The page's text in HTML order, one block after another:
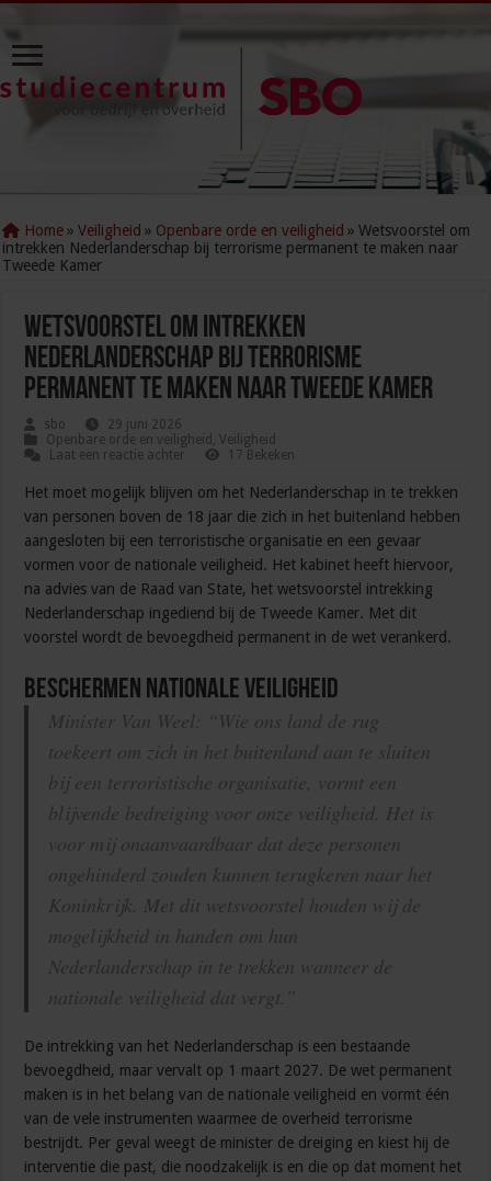
Home » Veiligheid » Openbare orde en veiligheid » Wetsvoorstel om
intrekken Nederlanderschap bij terrorisme permanent te maken naar
Tweede Kamer
Wetsvoorstel om intrekken
Nederlanderschap bij terrorisme
permanent te maken naar Tweede Kamer
sbo
29 juni 2026
Openbare orde en veiligheid ,Veiligheid
Laat een reactie achter
17 Bekeken
Het moet mogelijk blijven om het Nederlanderschap in te trekken
van personen boven de 18 jaar die zich in het buitenland hebben
aangesloten bij een terroristische organisatie en een gevaar
vormen voor de nationale veiligheid. Het kabinet heeft hiervoor,
na advies van de Raad van State, het wetsvoorstel intrekking
Nederlanderschap ingediend bij de Tweede Kamer. Met dit
voorstel wordt de bevoegdheid permanent in de wet verankerd.
Beschermen nationale veiligheid
Minister Van Weel: “Wie ons land de rug
toekeert om zich in het buitenland aan te sluiten
bij een terroristische organisatie, vormt een
blijvende bedreiging voor onze veiligheid. Het is
voor mij onaanvaardbaar dat deze personen
ongehinderd zouden kunnen terugkeren naar het
Koninkrijk. Met dit wetsvoorstel houden wij de
mogelijkheid in handen om hun
Nederlanderschap in te trekken wanneer de
nationale veiligheid dat vergt.”
De intrekking van het Nederlanderschap is een bestaande
bevoegdheid, maar vervalt op 1 maart 2027. De wet permanent
maken is in het belang van de nationale veiligheid en vormt één
van de vele instrumenten waarmee de overheid terrorisme
bestrijdt. Per geval weegt de minister de dreiging en kiest hij de
interventie die past, die noodzakelijk is en die op dat moment het